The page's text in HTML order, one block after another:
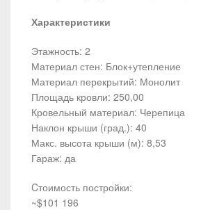
Характеристики
Этажность: 2
Материал стен: Блок+утепление
Материал перекрытий: Монолит
Площадь кровли: 250,00
Кровельный материал: Черепица
Наклон крыши (град.): 40
Макс. высота крыши (м): 8,53
Гараж: да
Cтоимость постройки:
~$101 196